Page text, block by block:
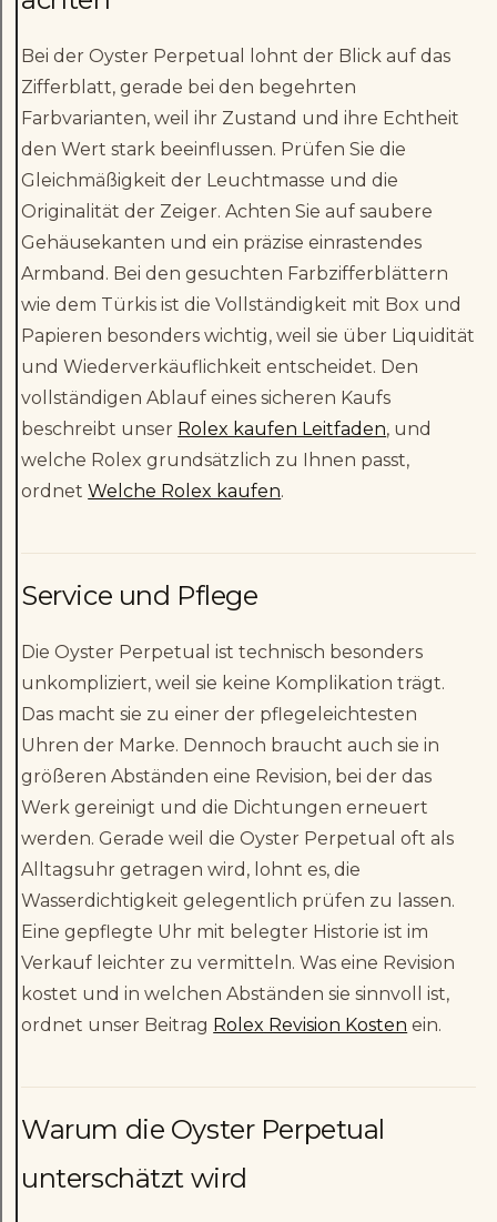
Bei der Oyster Perpetual lohnt der Blick auf das
Zifferblatt, gerade bei den begehrten
Farbvarianten, weil ihr Zustand und ihre Echtheit
den Wert stark beeinflussen. Prüfen Sie die
Gleichmäßigkeit der Leuchtmasse und die
Originalität der Zeiger. Achten Sie auf saubere
Gehäusekanten und ein präzise einrastendes
Armband. Bei den gesuchten Farbzifferblättern
wie dem Türkis ist die Vollständigkeit mit Box und
Papieren besonders wichtig, weil sie über Liquidität
und Wiederverkäuflichkeit entscheidet. Den
vollständigen Ablauf eines sicheren Kaufs
beschreibt unser Rolex kaufen Leitfaden, und
welche Rolex grundsätzlich zu Ihnen passt,
ordnetWelche Rolex kaufen.
Service und Pflege
Die Oyster Perpetual ist technisch besonders
unkompliziert, weil sie keine Komplikation trägt.
Das macht sie zu einer der pflegeleichtesten
Uhren der Marke. Dennoch braucht auch sie in
größeren Abständen eine Revision, bei der das
Werk gereinigt und die Dichtungen erneuert
werden. Gerade weil die Oyster Perpetual oft als
Alltagsuhr getragen wird, lohnt es, die
Wasserdichtigkeit gelegentlich prüfen zu lassen.
Eine gepflegte Uhr mit belegter Historie ist im
Verkauf leichter zu vermitteln. Was eine Revision
kostet und in welchen Abständen sie sinnvoll ist,
ordnet unser Beitrag Rolex Revision Kosten ein.
Warum die Oyster Perpetual
unterschätzt wird